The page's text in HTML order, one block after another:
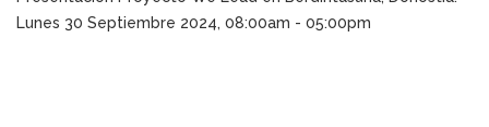
Lunes 30 Septiembre 2024, 08:00am - 05:00pm